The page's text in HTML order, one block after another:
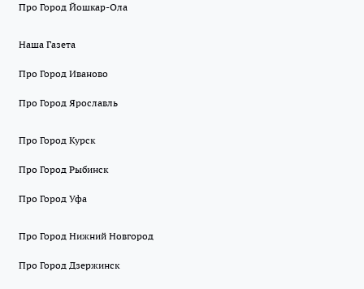
Про Город Йошкар-Ола
Наша Газета
Про Город Иваново
Про Город Ярославль
Про Город Курск
Про Город Рыбинск
Про Город Уфа
Про Город Нижний Новгород
Про Город Дзержинск